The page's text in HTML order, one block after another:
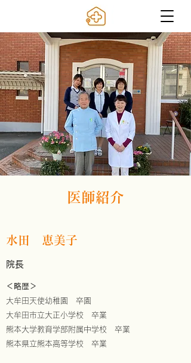
医師紹介
水田 恵美子
院長
＜略歴＞
大牟田天使幼稚園 卒園
大牟田市立大正小学校 卒業
熊本大学教育学部附属中学校 卒業
熊本県立熊本高等学校 卒業